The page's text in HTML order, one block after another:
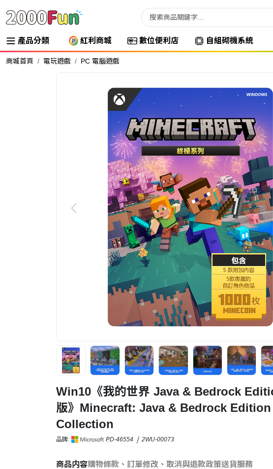
產品分類 紅利商城 數位便利店 自組砌機系統
商城首頁 電玩遊戲 PC 電腦遊戲
Win10《我的世界 Java & Bedrock
版》Minecraft: Java & Bedrock
Collection
品牌: PD-46554 2WU-00073
商品内容購物條款、訂單修改、取消與退款政策送貨服務